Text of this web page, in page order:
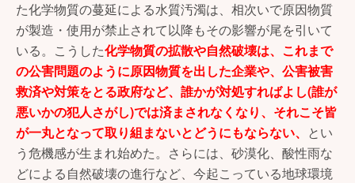
た化学物質の蔓延による水質汚濁は、相次いで原因物質
が製造・使用が禁止されて以降もその影響が尾を引いて
いる。こうした化学物質の拡散や自然破壊は、これまで
の公害問題のように原因物質を出した企業や、公害被害
救済や対策をとる政府など、誰かが対処すればよし(誰が
悪いかの犯人さがし)では済まされなくなり、それこそ皆
が一丸となって取り組まないとどうにもならない、 とい
う危機感が生まれ始めた。さらには、砂漠化、酸性雨な
どによる自然破壊の進行など、今起こっている地球環境